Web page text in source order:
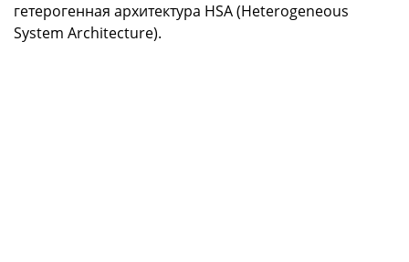
гетерогенная архитектура HSA (Heterogeneous
System Architecture).